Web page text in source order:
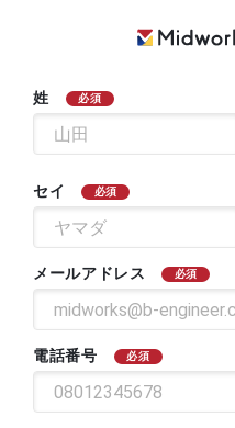
姓 必須
セイ 必須
メールアドレス 必須
電話番号 必須